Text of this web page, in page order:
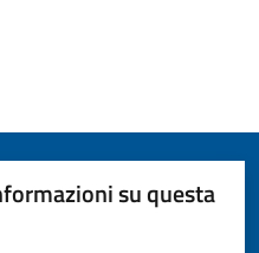
su questa